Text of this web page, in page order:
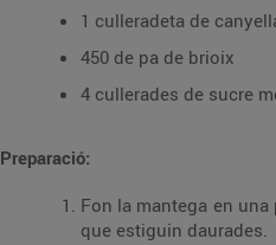
1 culleradeta de
450 de pa de brioix
4 cullerades de sucre
Preparació:
Fon la mantega en
que estiguin daurades.